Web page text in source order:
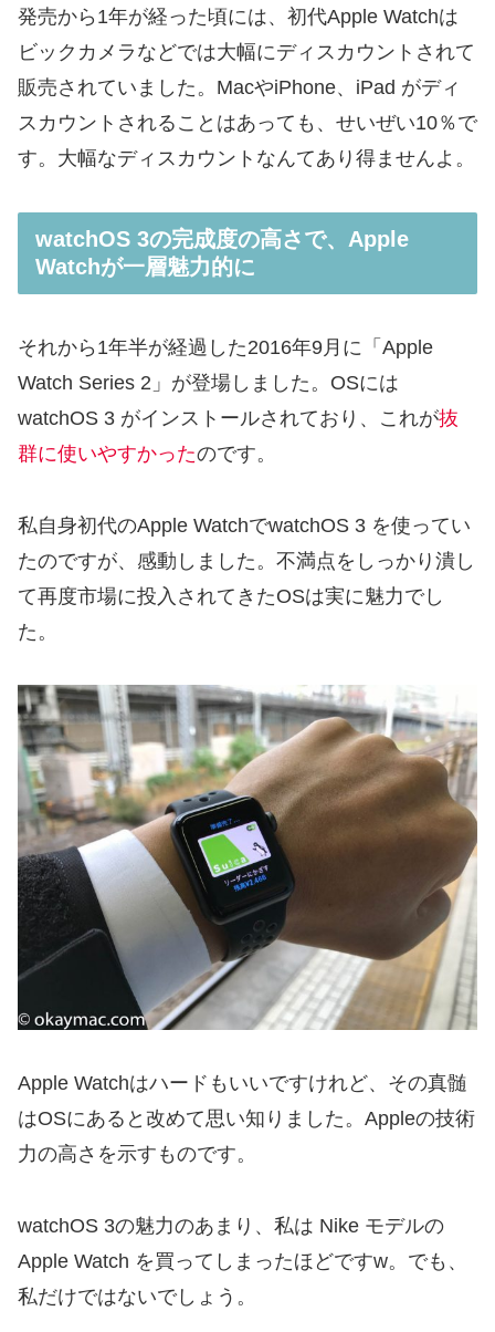
発売から1年が経った頃には、初代Apple Watchは
ビックカメラなどでは大幅にディスカウントされて
販売されていました。MacやiPhone、iPad がディ
スカウントされることはあっても、せいぜい10％で
す。大幅なディスカウントなんてあり得ませんよ。
watchOS 3の完成度の高さで、Apple
Watchが一層魅力的に
それから1年半が経過した2016年9月に「Apple
Watch Series 2」が登場しました。OSには
watchOS 3 がインストールされており、これが抜
群に使いやすかったのです。
私自身初代のApple WatchでwatchOS 3 を使ってい
たのですが、感動しました。不満点をしっかり潰し
て再度市場に投入されてきたOSは実に魅力でし
た。
Apple Watchはハードもいいですけれど、その真髄
はOSにあると改めて思い知りました。Appleの技術
力の高さを示すものです。
watchOS 3の魅力のあまり、私は Nike モデルの
Apple Watch を買ってしまったほどですw。でも、
私だけではないでしょう。